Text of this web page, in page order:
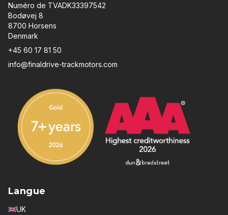
Numéro de TVADK33397542
Bodøvej 8
8700 Horsens
Denmark
+45 60 17 81 50
info@finaldrive-trackmotors.com
Langue
UK